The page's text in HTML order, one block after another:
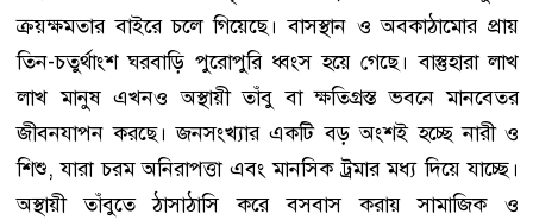
ক্রয়ক্ষমতার বাইরে চলে গিয়েছে। বাসস্থান ও অবকাঠামোর প্রায়
তিন-চতুর্থাংশ ঘরবাড়ি পুরোপুরি ধ্বংস হয়ে গেছে। বাস্তুহারা লাখ
লাখ মানুষ এখনও অস্থায়ী তাঁবু বা ক্ষতিগ্রস্ত ভবনে মানবেতর
জীবনযাপন করছে। জনসংখ্যার একটি বড় অংশই হচ্ছে নারী ও
শিশু, যারা চরম অনিরাপত্তা এবং মানসিক ট্রমার মধ্য দিয়ে যাচ্ছে।
অস্থায়ী তাঁবুতে ঠাসাঠাসি করে বসবাস করায় সামাজিক ও